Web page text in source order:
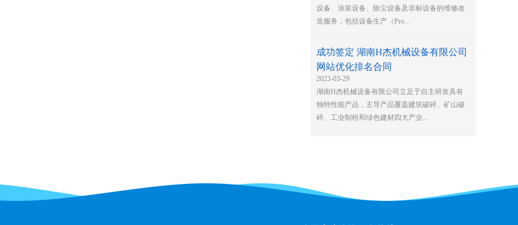
设备、涂装设备、除尘设备及非标设备的维修改
造服务，包括设备生产（Pro...
成功签定 湖南H杰机械设备有限公司
网站优化排名合同
2023-03-29
湖南H杰机械设备有限公司立足于自主研发具有
独特性能产品，主导产品覆盖建筑破碎、矿山破
碎、工业制粉和绿色建材四大产业...